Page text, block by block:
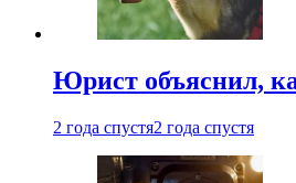
Юрист объяснил,
2 года спустя2 года спустя